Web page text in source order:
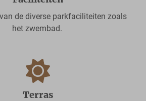
de diverse parkfaciliteiten zoals
het zwembad.
Terras